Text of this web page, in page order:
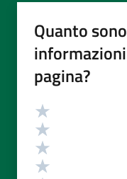
Quanto
pagina?
Valutazione